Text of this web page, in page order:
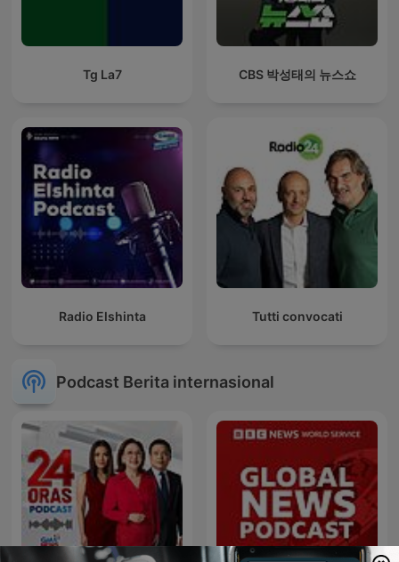
Tg La7 CBS 박성태의 뉴스쇼
Radio Elshinta Tutti convocati
Podcast Berita internasional